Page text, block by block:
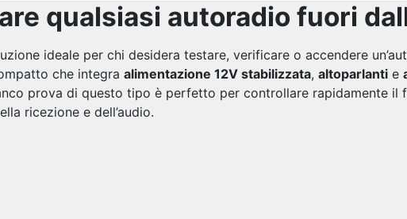
qualsiasi autoradio fuori
ideale per chi desidera testare, verificare o accendere
che integra alimentazione 12V stabilizzata, altoparlanti e
prova di questo tipo è perfetto per controllare rapidamente il
ricezione e dell’audio.